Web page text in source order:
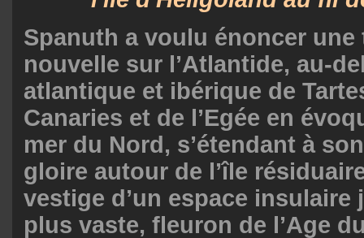
Spanuth a voulu énoncer une
nouvelle sur l’Atlantide, au-
atlantique et ibérique de
Canaries et de l’Egée en
mer du Nord, s’étendant à
gloire autour de l’île
vestige d’un espace insulaire
plus vaste, fleuron de l’Age